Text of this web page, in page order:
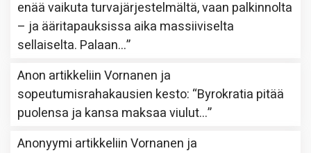
enää vaikuta turvajärjestelmältä, vaan palkinnolta
– ja ääritapauksissa aika massiiviselta
sellaiselta. Palaan…”
Anon artikkeliinVornanen ja
sopeutumisrahakausien kesto: “Byrokratia pitää
puolensa ja kansa maksaa viulut…”
Anonyymi artikkeliinVornanen ja